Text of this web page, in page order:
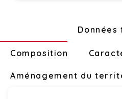
Composition
Aménagement du